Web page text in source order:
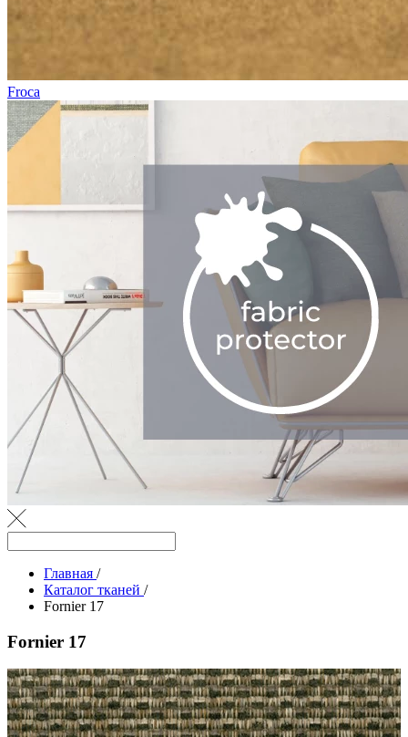
Froca
Главная /
Каталог тканей /
Fornier 17
Fornier 17